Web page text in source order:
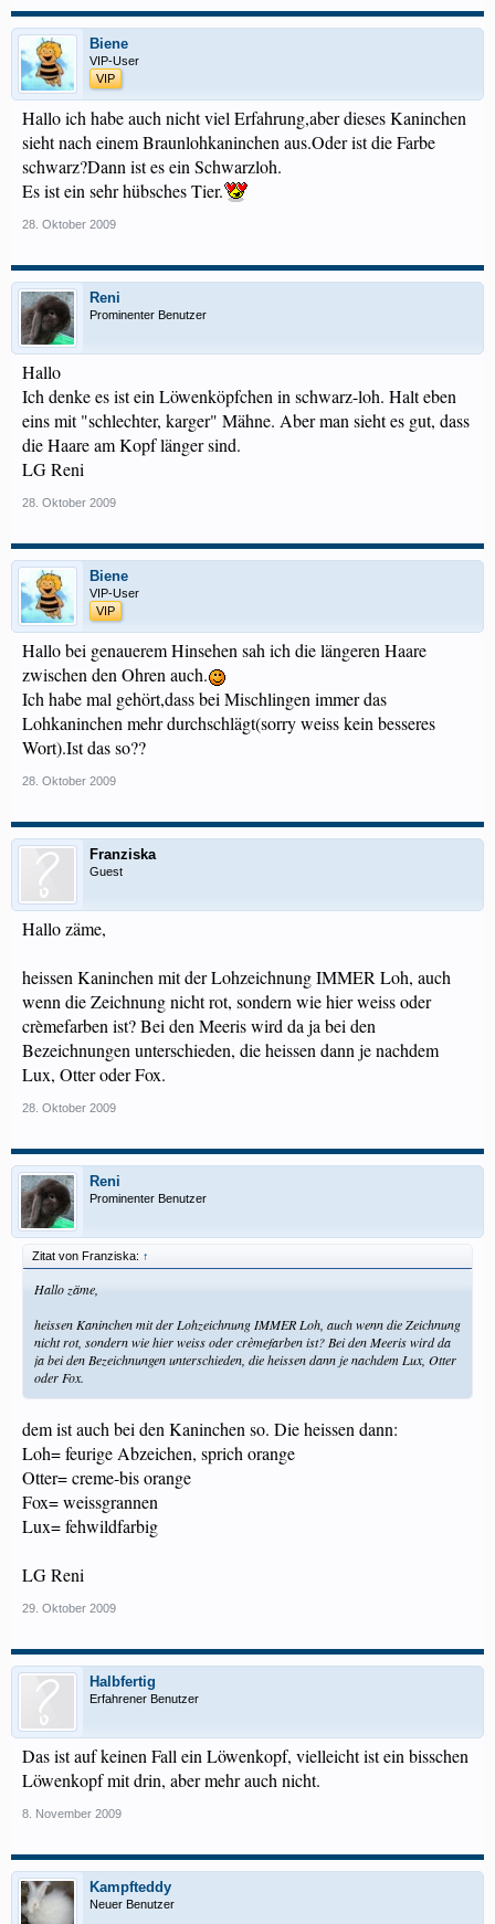
Biene
VIP-User
VIP
Hallo ich habe auch nicht viel Erfahrung,aber dieses Kaninchen
sieht nach einem Braunlohkaninchen aus.Oder ist die Farbe
schwarz?Dann ist es ein Schwarzloh.
Es ist ein sehr hübsches Tier.
28. Oktober 2009
Reni
Prominenter Benutzer
Hallo
Ich denke es ist ein Löwenköpfchen in schwarz-loh. Halt eben
eins mit "schlechter, karger" Mähne. Aber man sieht es gut, dass
die Haare am Kopf länger sind.
LG Reni
28. Oktober 2009
Biene
VIP-User
VIP
Hallo bei genauerem Hinsehen sah ich die längeren Haare
zwischen den Ohren auch.
Ich habe mal gehört,dass bei Mischlingen immer das
Lohkaninchen mehr durchschlägt(sorry weiss kein besseres
Wort).Ist das so??
28. Oktober 2009
Franziska
Guest
Hallo zäme,
heissen Kaninchen mit der Lohzeichnung IMMER Loh, auch
wenn die Zeichnung nicht rot, sondern wie hier weiss oder
crèmefarben ist? Bei den Meeris wird da ja bei den
Bezeichnungen unterschieden, die heissen dann je nachdem
Lux, Otter oder Fox.
28. Oktober 2009
Reni
Prominenter Benutzer
Zitat von Franziska: ↑
Hallo zäme,
heissen Kaninchen mit der Lohzeichnung IMMER Loh, auch wenn die Zeichnung
nicht rot, sondern wie hier weiss oder crèmefarben ist? Bei den Meeris wird da
ja bei den Bezeichnungen unterschieden, die heissen dann je nachdem Lux, Otter
oder Fox.
dem ist auch bei den Kaninchen so. Die heissen dann:
Loh= feurige Abzeichen, sprich orange
Otter= creme-bis orange
Fox= weissgrannen
Lux= fehwildfarbig
LG Reni
29. Oktober 2009
Halbfertig
Erfahrener Benutzer
Das ist auf keinen Fall ein Löwenkopf, vielleicht ist ein bisschen
Löwenkopf mit drin, aber mehr auch nicht.
8. November 2009
Kampfteddy
Neuer Benutzer